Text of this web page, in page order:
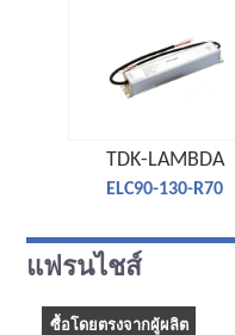
TDK-LAMBDA
ELC90-130-R70
แฟรนไชส์
ซื้อโดยตรงจากผู้ผลิต